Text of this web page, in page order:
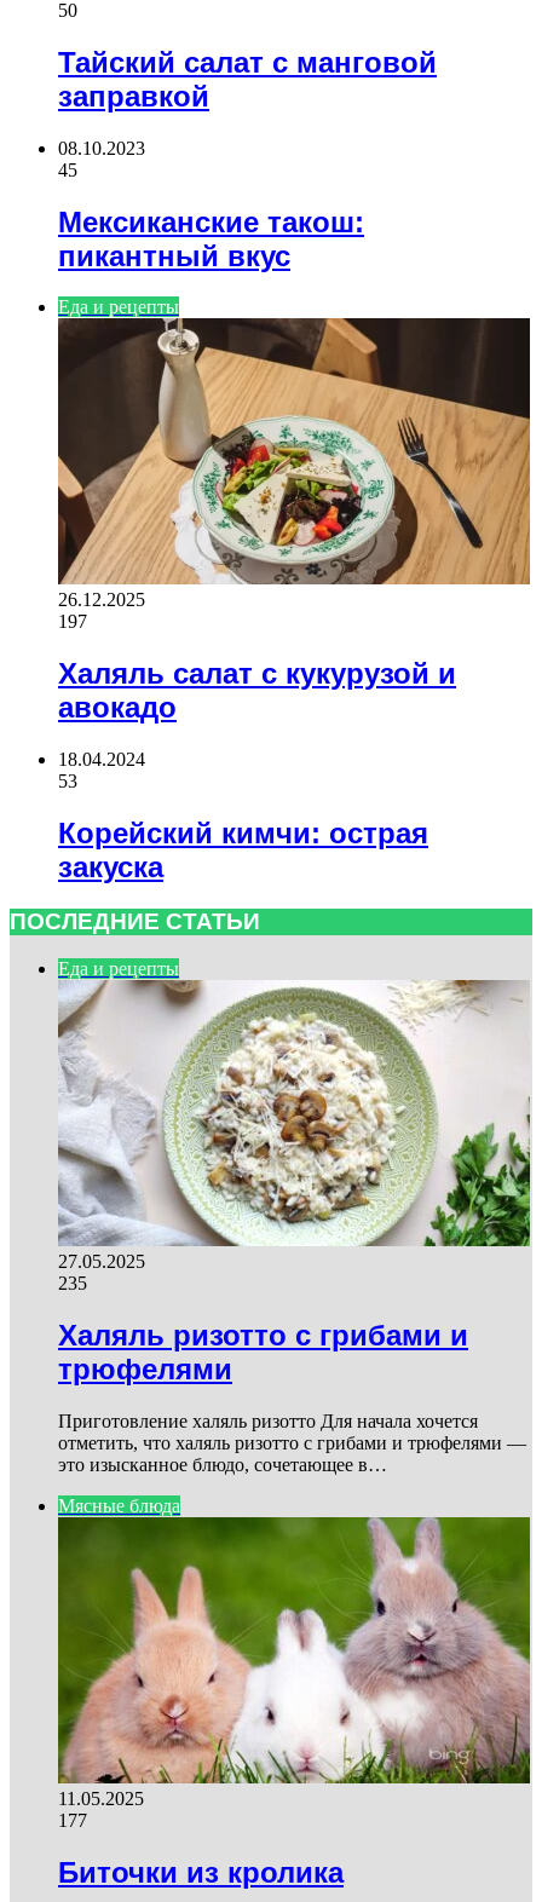
50
Тайский салат с манговой
заправкой
08.10.2023
45
Мексиканские такош:
пикантный вкус
Еда и рецепты
26.12.2025
197
Халяль салат с кукурузой и
авокадо
18.04.2024
53
Корейский кимчи: острая
закуска
ПОСЛЕДНИЕ СТАТЬИ
Еда и рецепты
27.05.2025
235
Халяль ризотто с грибами и
трюфелями
Приготовление халяль ризотто Для начала хочется
отметить, что халяль ризотто с грибами и трюфелями —
это изысканное блюдо, сочетающее в…
Мясные блюда
11.05.2025
177
Биточки из кролика